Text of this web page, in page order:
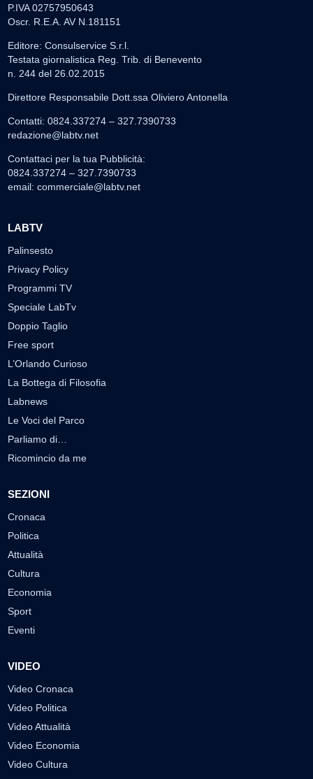
P.IVA 02757950643
Oscr. R.E.A. AV N.181151
Editore: Consulservice S.r.l.
Testata giornalistica Reg. Trib. di Benevento
n. 244 del 26.02.2015
Direttore Responsabile Dott.ssa Oliviero Antonella
Contatti: 0824.337274 – 327.7390733
redazione@labtv.net
Contattaci per la tua Pubblicità:
0824.337274 – 327.7390733
email: commerciale@labtv.net
LABTV
Palinsesto
Privacy Policy
Programmi TV
Speciale LabTv
Doppio Taglio
Free sport
L’Orlando Curioso
La Bottega di Filosofia
Labnews
Le Voci del Parco
Parliamo di…
Ricomincio da me
SEZIONI
Cronaca
Politica
Attualità
Cultura
Economia
Sport
Eventi
VIDEO
Video Cronaca
Video Politica
Video Attualità
Video Economia
Video Cultura